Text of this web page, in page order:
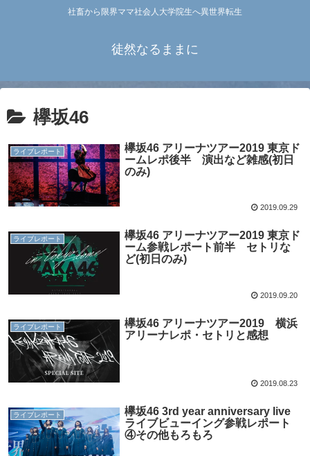
社畜から限界ママ社会人大学院生へ異世界転生
徒然なるままに
欅坂46
ライブレポート
欅坂46 アリーナツアー2019 東京ド
ームレポ後半 演出など雑感(初日
のみ)
2019.09.29
ライブレポート
欅坂46 アリーナツアー2019 東京ド
ーム参戦レポート前半 セトリな
ど(初日のみ)
2019.09.20
ライブレポート
欅坂46 アリーナツアー2019 横浜
アリーナレポ・セトリと感想
2019.08.23
ライブレポート
欅坂46 3rd year anniversary live
ライブビューイング参戦レポート
④その他もろもろ